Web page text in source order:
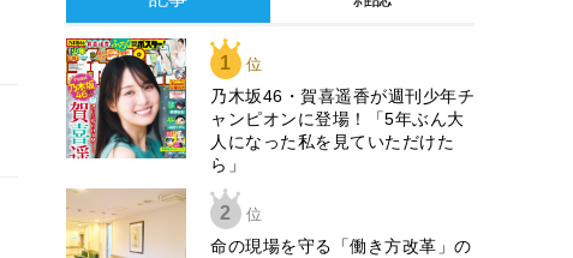
1 位
乃木坂46・賀喜遥香が週刊少年チ
ャンピオンに登場！「5年ぶん大
人になった私を見ていただけた
ら」
2 位
​命の現場を守る「働き方改革」の